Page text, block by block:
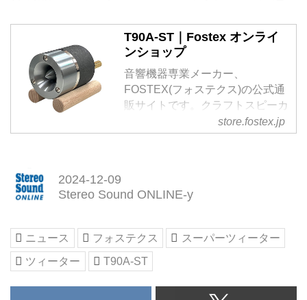
T90A-ST｜Fostex オンライ
ンショップ
音響機器専業メーカー、
FOSTEX(フォステクス)の公式通
販サイトです。クラフトスピーカ
ーT90A-STをご紹介しています。
ぜひご覧ください。
store.fostex.jp
2024-12-09
Stereo Sound ONLINE-y
ニュース フォステクス
スーパーツィーター
ツィーター
T90A-ST